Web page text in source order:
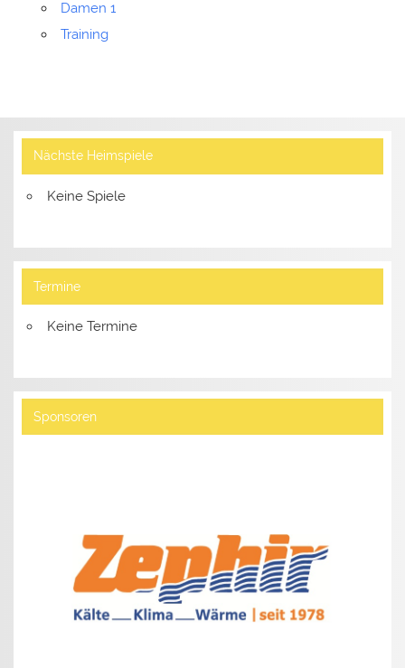
Damen 1
Training
Nächste Heimspiele
Keine Spiele
Termine
Keine Termine
Sponsoren